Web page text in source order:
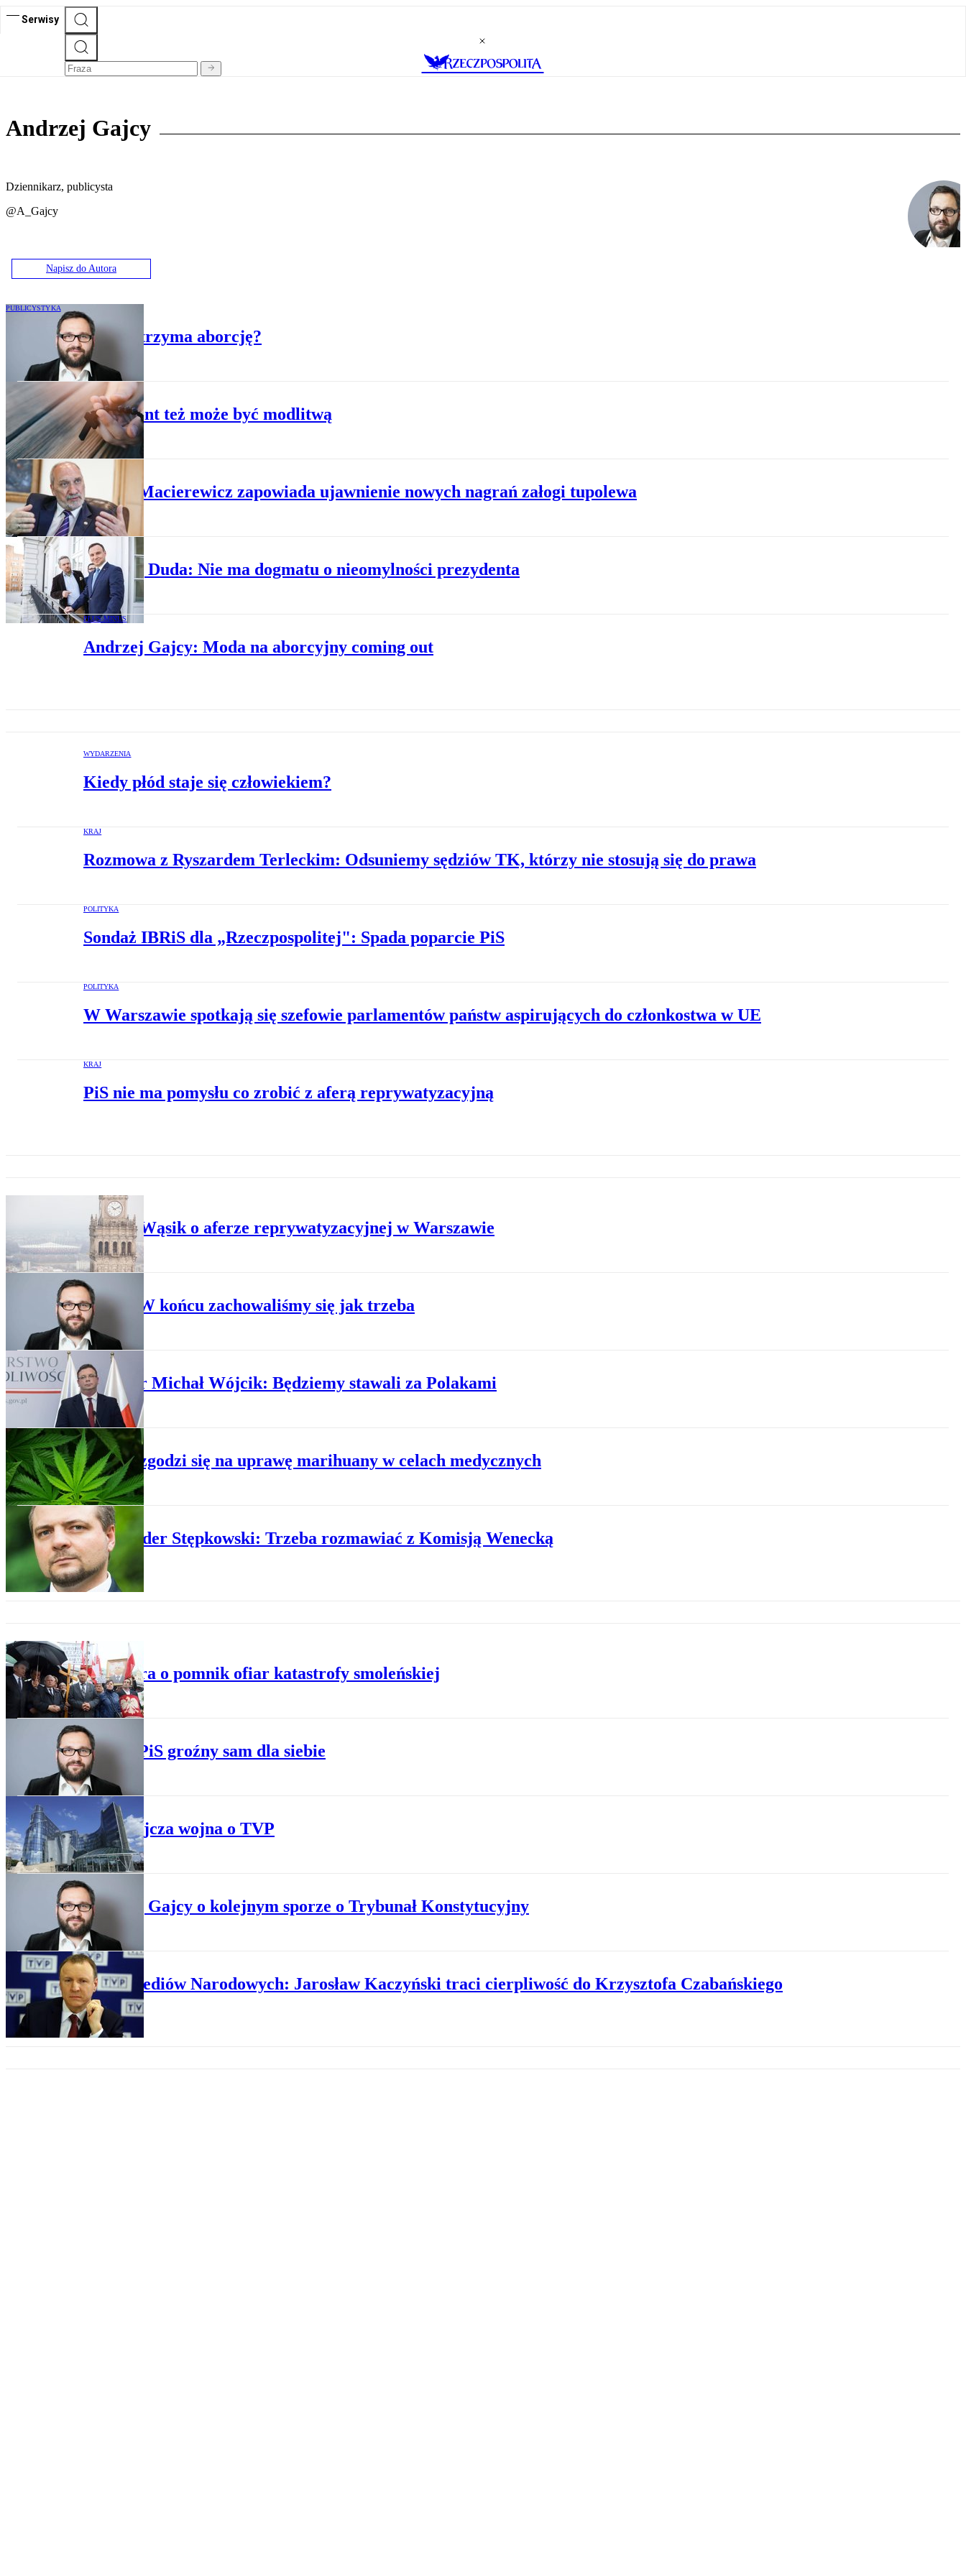
Serwisy
Andrzej Gajcy
Dziennikarz, publicysta
@A_Gajcy
Napisz do Autora
PUBLICYSTYKA
Gajcy: Czy PiS zatrzyma aborcję?
KRAJ
Katoevent też może być modlitwą
Antoni Macierewicz zapowiada ujawnienie nowych nagrań załogi tupolewa
Andrzej Duda: Nie ma dogmatu o nieomylności prezydenta
PLUS MINUS
Andrzej Gajcy: Moda na aborcyjny coming out
WYDARZENIA
Kiedy płód staje się człowiekiem?
KRAJ
Rozmowa z Ryszardem Terleckim: Odsuniemy sędziów TK, którzy nie stosują się do prawa
POLITYKA
Sondaż IBRiS dla „Rzeczpospolitej": Spada poparcie PiS
POLITYKA
W Warszawie spotkają się szefowie parlamentów państw aspirujących do członkostwa w UE
KRAJ
PiS nie ma pomysłu co zrobić z aferą reprywatyzacyjną
KRAJ
Maciej Wąsik o aferze reprywatyzacyjnej w Warszawie
Gajcy: W końcu zachowaliśmy się jak trzeba
POLITYKA
Minister Michał Wójcik: Będziemy stawali za Polakami
POLITYKA
PiS nie zgodzi się na uprawę marihuany w celach medycznych
WYDARZENIA
Aleksander Stępkowski: Trzeba rozmawiać z Komisją Wenecką
POLITYKA
Awantura o pomnik ofiar katastrofy smoleńskiej
Gajcy: PiS groźny sam dla siebie
KRAJ
Bratobójcza wojna o TVP
Andrzej Gajcy o kolejnym sporze o Trybunał Konstytucyjny
KRAJ
Rada Mediów Narodowych: Jarosław Kaczyński traci cierpliwość do Krzysztofa Czabańskiego